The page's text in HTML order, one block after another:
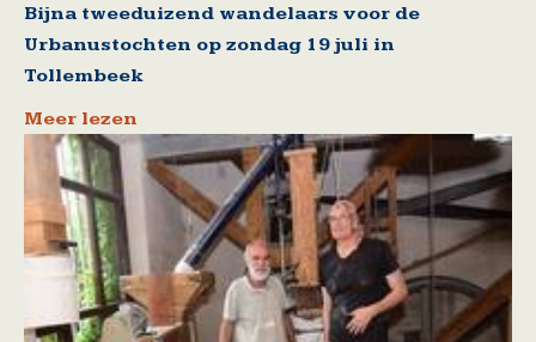
Bijna tweeduizend wandelaars voor de
Urbanustochten op zondag 19 juli in
Tollembeek
Meer lezen